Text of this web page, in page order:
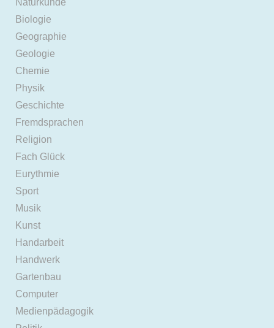
Biologie
Geographie
Geologie
Chemie
Physik
Geschichte
Fremdsprachen
Religion
Fach Glück
Eurythmie
Sport
Musik
Kunst
Handarbeit
Handwerk
Gartenbau
Computer
Medienpädagogik